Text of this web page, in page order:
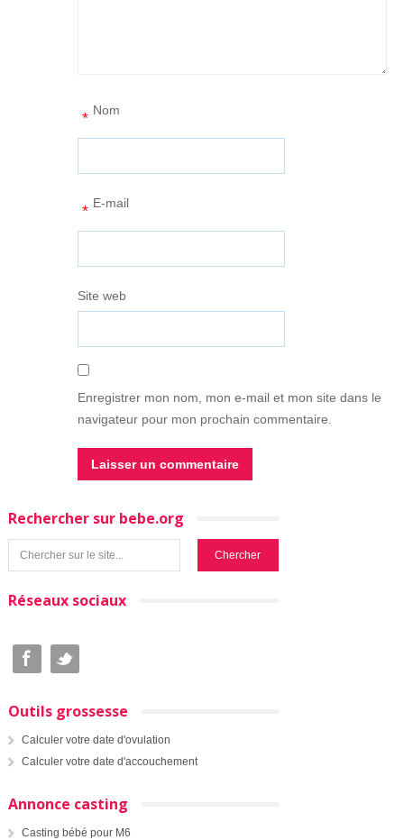
Nom
*
E-mail
*
Site web
Enregistrer mon nom, mon e-mail et mon site dans le
navigateur pour mon prochain commentaire.
Rechercher sur bebe.org
Réseaux sociaux
Outils grossesse
Calculer votre date d'ovulation
Calculer votre date d'accouchement
Annonce casting
Casting bébé pour M6